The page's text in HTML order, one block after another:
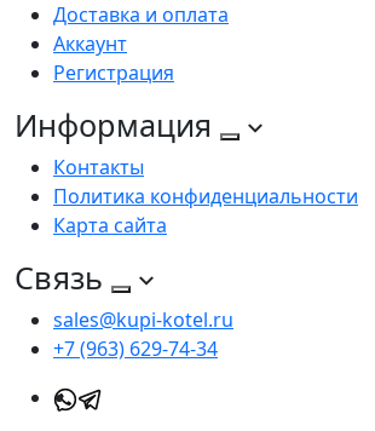
Доставка и оплата
Аккаунт
Регистрация
Информация
Контакты
Политика конфиденциальности
Карта сайта
Связь
sales@kupi-kotel.ru
+7 (963) 629-74-34